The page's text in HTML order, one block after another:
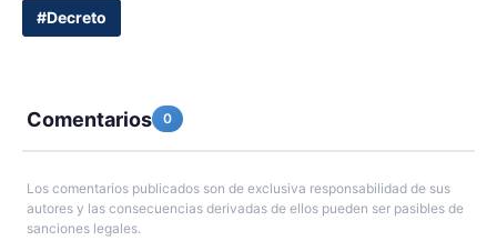
#Decreto
Comentarios 0
Los comentarios publicados son de exclusiva responsabilidad de sus
autores y las consecuencias derivadas de ellos pueden ser pasibles de
sanciones legales.